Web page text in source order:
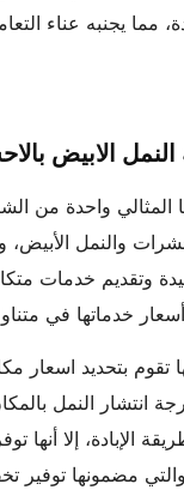
مما يجنبه عناء
الابيض
واحدة من
والنمل
وتقديم خدمات
خدماتها في
تقوم بتحديد اسعار
انتشار النمل
الإبادة، إلا أنها
مضمونها توفير